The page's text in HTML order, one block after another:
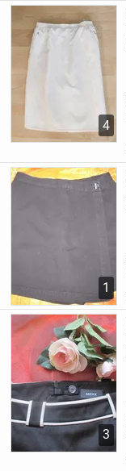
4
1
3